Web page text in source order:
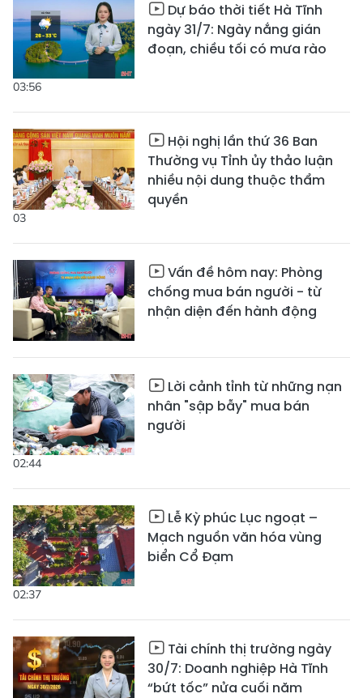
03:56
Dự báo thời tiết Hà Tĩnh
ngày 31/7: Ngày nắng gián
đoạn, chiều tối có mưa rào
03
Hội nghị lần thứ 36 Ban
Thường vụ Tỉnh ủy thảo luận
nhiều nội dung thuộc thẩm
quyền
Vấn đề hôm nay: Phòng
chống mua bán người - từ
nhận diện đến hành động
02:44
Lời cảnh tỉnh từ những nạn
nhân "sập bẫy" mua bán
người
02:37
Lễ Kỳ phúc Lục ngoạt –
Mạch nguồn văn hóa vùng
biển Cổ Đạm
Tài chính thị trường ngày
30/7: Doanh nghiệp Hà Tĩnh
“bứt tốc” nửa cuối năm